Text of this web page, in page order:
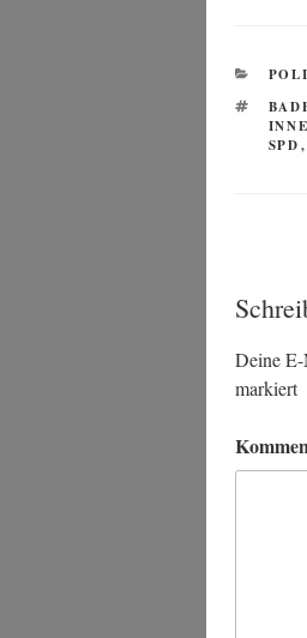
SPD,
Deine
markiert